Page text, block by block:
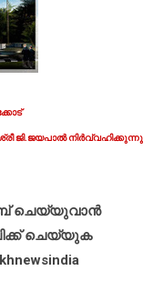
ജി.ജയപാൽ നിർവ്വഹിക്കുന്നു
ചെയ്യുവാൻ
ചെയ്യുക